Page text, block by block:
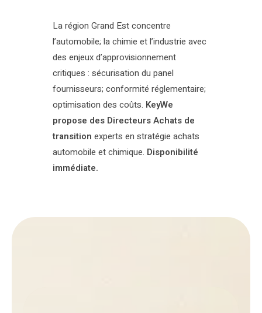
La région Grand Est concentre
l’automobile; la chimie et l’industrie avec
des enjeux d’approvisionnement
critiques : sécurisation du panel
fournisseurs; conformité réglementaire;
optimisation des coûts. KeyWe
propose des Directeurs Achats de
transition experts en stratégie achats
automobile et chimique. Disponibilité
immédiate.